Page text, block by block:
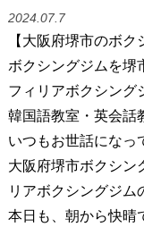
2024.07.7
【大阪府堺市のボク
ボクシングジムを堺
フィリアボクシング
韓国語教室・英会話
いつもお世話になっ
大阪府堺市ボクシン
リアボクシングジム
本日も、朝から快晴